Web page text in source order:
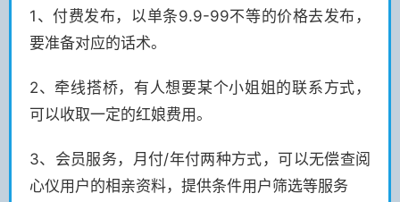
1、付费发布，以单条9.9-99不等的价格去发布，
要准备对应的话术。
2、牵线搭桥，有人想要某个小姐姐的联系方式，
可以收取一定的红娘费用。
3、会员服务，月付/年付两种方式，可以无偿查阅
心仪用户的相亲资料，提供条件用户筛选等服务